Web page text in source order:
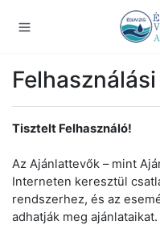
Tisztelt Felhasználó!
Az Ajánlattevők – mint
Interneten keresztül
rendszerhez, és az
adhatják meg ajánlataikat.